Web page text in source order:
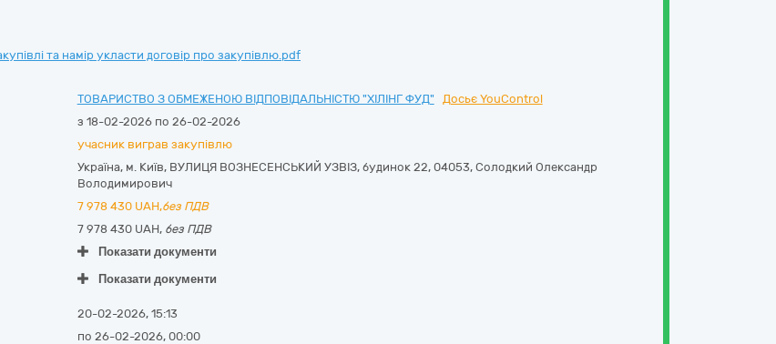
та намір укласти договір про закупівлю.pdf
ТОВАРИСТВО З ОБМЕЖЕНОЮ ВІДПОВІДАЛЬНІСТЮ "ХІЛІНГ ФУД"
Досьє YouControl
з 18-02-2026 по 26-02-2026
учасник виграв закупівлю
Україна, м. Київ, ВУЛИЦЯ ВОЗНЕСЕНСЬКИЙ УЗВІЗ, будинок 22, 04053, Солодкий Олександр
Володимирович
7 978 430 UAH,без ПДВ
7 978 430 UAH, без ПДВ
Показати документи
Показати документи
20-02-2026, 15:13
по 26-02-2026, 00:00